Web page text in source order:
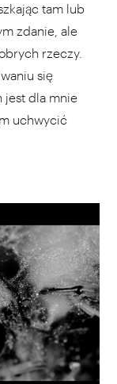
tam lub
zdanie, ale
rzeczy.
się
jest dla mnie
uchwycić
TEN FILM DO PLAYLISTY